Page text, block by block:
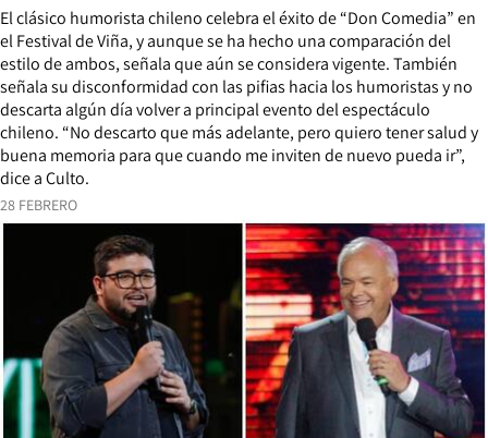
28 FEBRERO
El clásico humorista chileno celebra el éxito de “Don Comedia” en
el Festival de Viña, y aunque se ha hecho una comparación del
estilo de ambos, señala que aún se considera vigente. También
señala su disconformidad con las pifias hacia los humoristas y no
descarta algún día volver a principal evento del espectáculo
chileno. “No descarto que más adelante, pero quiero tener salud y
buena memoria para que cuando me inviten de nuevo pueda ir”,
dice a Culto.